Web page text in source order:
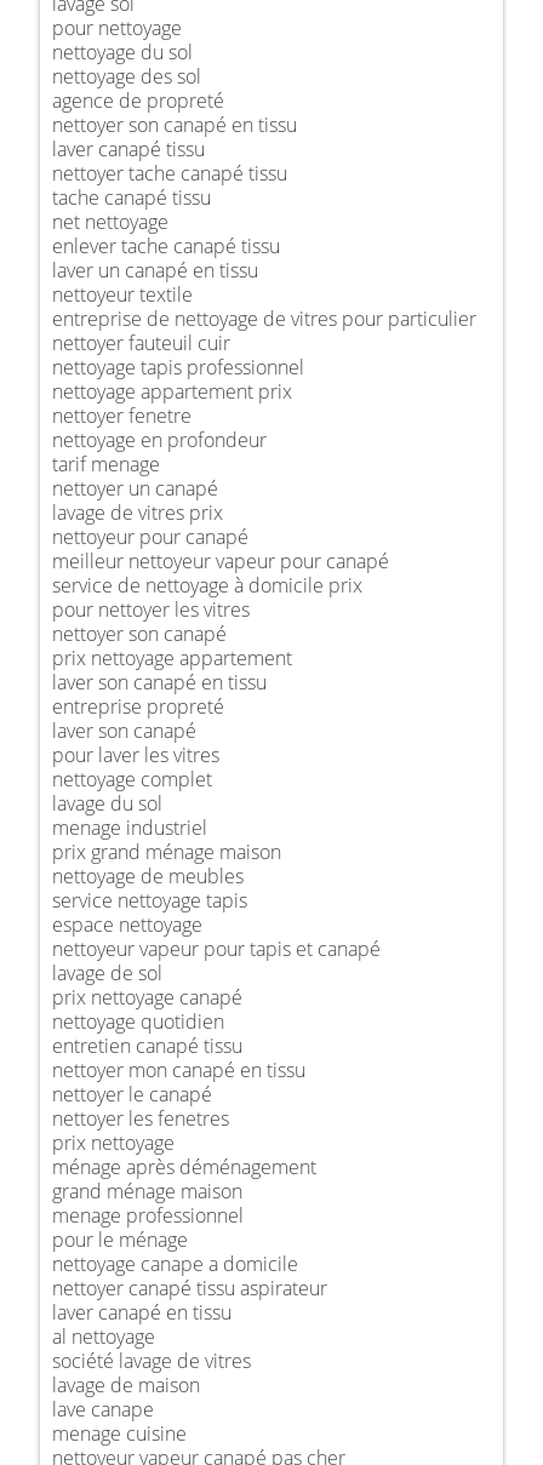
pour nettoyage
nettoyage du sol
nettoyage des sol
agence de propreté
nettoyer son canapé en tissu
laver canapé tissu
nettoyer tache canapé tissu
tache canapé tissu
net nettoyage
enlever tache canapé tissu
laver un canapé en tissu
nettoyeur textile
entreprise de nettoyage de vitres pour particulier
nettoyer fauteuil cuir
nettoyage tapis professionnel
nettoyage appartement prix
nettoyer fenetre
nettoyage en profondeur
tarif menage
nettoyer un canapé
lavage de vitres prix
nettoyeur pour canapé
meilleur nettoyeur vapeur pour canapé
service de nettoyage à domicile prix
pour nettoyer les vitres
nettoyer son canapé
prix nettoyage appartement
laver son canapé en tissu
entreprise propreté
laver son canapé
pour laver les vitres
nettoyage complet
lavage du sol
menage industriel
prix grand ménage maison
nettoyage de meubles
service nettoyage tapis
espace nettoyage
nettoyeur vapeur pour tapis et canapé
lavage de sol
prix nettoyage canapé
nettoyage quotidien
entretien canapé tissu
nettoyer mon canapé en tissu
nettoyer le canapé
nettoyer les fenetres
prix nettoyage
ménage après déménagement
grand ménage maison
menage professionnel
pour le ménage
nettoyage canape a domicile
nettoyer canapé tissu aspirateur
laver canapé en tissu
al nettoyage
société lavage de vitres
lavage de maison
lave canape
menage cuisine
nettoyeur vapeur canapé pas cher